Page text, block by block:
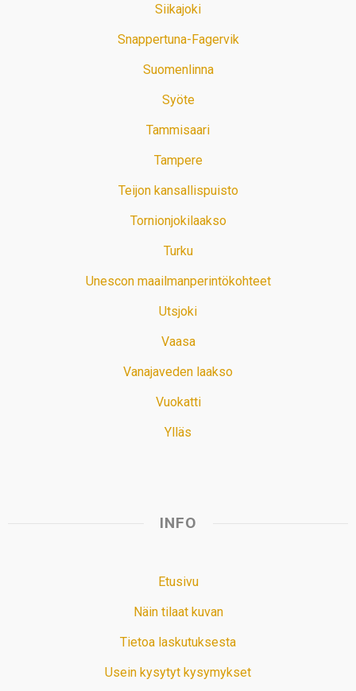
Siikajoki
Snappertuna-Fagervik
Suomenlinna
Syöte
Tammisaari
Tampere
Teijon kansallispuisto
Tornionjokilaakso
Turku
Unescon maailmanperintökohteet
Utsjoki
Vaasa
Vanajaveden laakso
Vuokatti
Ylläs
INFO
Etusivu
Näin tilaat kuvan
Tietoa laskutuksesta
Usein kysytyt kysymykset